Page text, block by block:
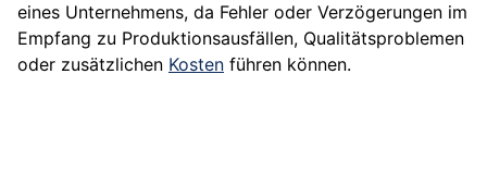
eines Unternehmens, da Fehler oder Verzögerungen im
Empfang zu Produktionsausfällen, Qualitätsproblemen
oder zusätzlichen Kosten führen können.